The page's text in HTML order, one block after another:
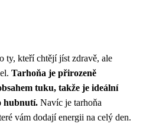
ty, kteří chtějí jíst zdravě, ale
Tarhoňa je přirozeně
tuku, takže je ideální
hubnutí. Navíc je tarhoňa
vám dodají energii na celý den.